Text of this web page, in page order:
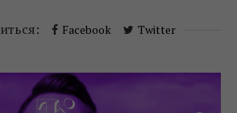
Facebook Twitter